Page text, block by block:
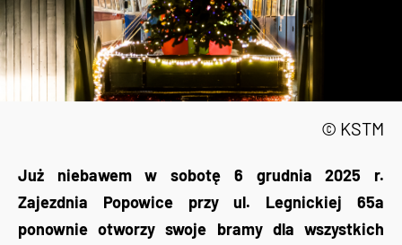
© KSTM
Już niebawem w sobotę 6 grudnia 2025 r.
Zajezdnia Popowice przy ul. Legnickiej 65a
ponownie otworzy swoje bramy dla wszystkich